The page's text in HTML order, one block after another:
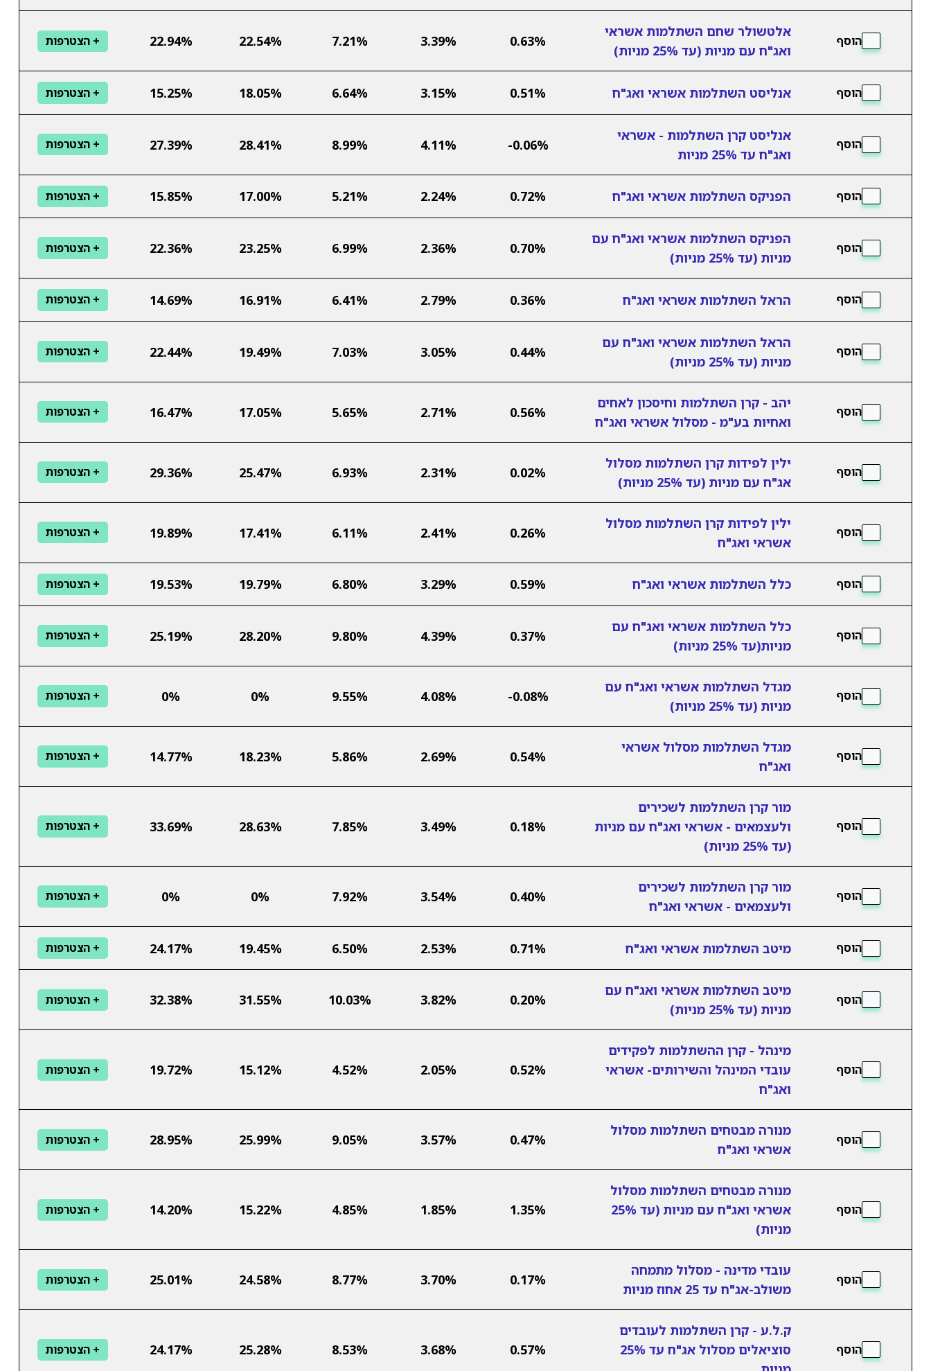
הוסף
אלטשולר שחם השתלמות אשראי
ואג"ח עם מניות (עד 25% מניות)
0.63%
3.39%
7.21%
22.54%
22.94% + הצטרפות
הוסף אנליסט השתלמות אשראי ואג"ח 0.51%
3.15%
6.64%
18.05%
15.25% + הצטרפות
הוסף
אנליסט קרן השתלמות - אשראי
ואג"ח עד 25% מניות
-0.06%
4.11%
8.99%
28.41%
27.39% + הצטרפות
הוסף הפניקס השתלמות אשראי ואג"ח 0.72%
2.24%
5.21%
17.00%
15.85% + הצטרפות
הוסף
הפניקס השתלמות אשראי ואג"ח עם
מניות (עד 25% מניות)
0.70%
2.36%
6.99%
23.25%
22.36% + הצטרפות
הוסף הראל השתלמות אשראי ואג"ח 0.36%
2.79%
6.41%
16.91%
14.69% + הצטרפות
הוסף
הראל השתלמות אשראי ואג"ח עם
מניות (עד 25% מניות)
0.44%
3.05%
7.03%
19.49%
22.44% + הצטרפות
הוסף
יהב - קרן השתלמות וחיסכון לאחים
ואחיות בע"מ - מסלול אשראי ואג"ח
0.56%
2.71%
5.65%
17.05%
16.47% + הצטרפות
הוסף
ילין לפידות קרן השתלמות מסלול
אג"ח עם מניות (עד 25% מניות)
0.02%
2.31%
6.93%
25.47%
29.36% + הצטרפות
הוסף
ילין לפידות קרן השתלמות מסלול
אשראי ואג"ח
0.26%
2.41%
6.11%
17.41%
19.89% + הצטרפות
הוסף כלל השתלמות אשראי ואג"ח 0.59%
3.29%
6.80%
19.79%
19.53% + הצטרפות
הוסף
כלל השתלמות אשראי ואג"ח עם
מניות(עד 25% מניות)
0.37%
4.39%
9.80%
28.20%
25.19% + הצטרפות
הוסף
מגדל השתלמות אשראי ואג"ח עם
מניות (עד 25% מניות)
-0.08%
4.08%
9.55%
0%
0% + הצטרפות
הוסף
מגדל השתלמות מסלול אשראי
ואג"ח
0.54%
2.69%
5.86%
18.23%
14.77% + הצטרפות
הוסף
מור קרן השתלמות לשכירים
ולעצמאים - אשראי ואג"ח עם מניות
(עד 25% מניות)
0.18%
3.49%
7.85%
28.63%
33.69% + הצטרפות
הוסף
מור קרן השתלמות לשכירים
ולעצמאים - אשראי ואג"ח
0.40%
3.54%
7.92%
0%
0% + הצטרפות
הוסף מיטב השתלמות אשראי ואג"ח 0.71%
2.53%
6.50%
19.45%
24.17% + הצטרפות
הוסף
מיטב השתלמות אשראי ואג"ח עם
מניות (עד 25% מניות)
0.20%
3.82%
10.03%
31.55%
32.38% + הצטרפות
הוסף
מינהל - קרן ההשתלמות לפקידים
עובדי המינהל והשירותים- אשראי
ואג"ח
0.52%
2.05%
4.52%
15.12%
19.72% + הצטרפות
הוסף
מנורה מבטחים השתלמות מסלול
אשראי ואג"ח
0.47%
3.57%
9.05%
25.99%
28.95% + הצטרפות
הוסף
מנורה מבטחים השתלמות מסלול
אשראי ואג"ח עם מניות (עד 25%
מניות)
1.35%
1.85%
4.85%
15.22%
14.20% + הצטרפות
הוסף
עובדי מדינה - מסלול מתמחה
משולב-אג"ח עד 25 אחוז מניות
0.17%
3.70%
8.77%
24.58%
25.01% + הצטרפות
הוסף
ק.ל.ע - קרן השתלמות לעובדים
סוציאלים מסלול אג"ח עד 25%
0.57%
3.68%
8.53%
25.28%
24.17% + הצטרפות